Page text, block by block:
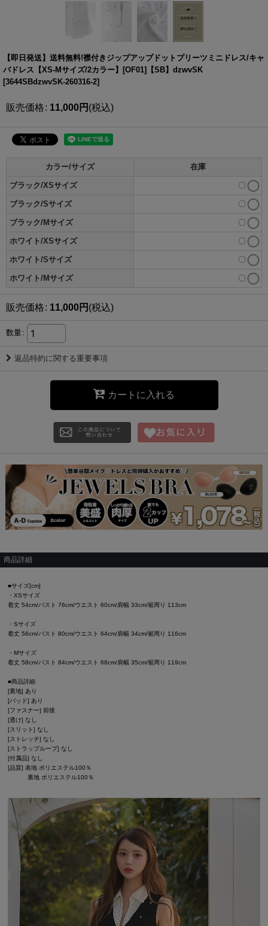
【即日発送】送料無料!襟付きジップアップドットプリーツミニドレス/キャ
バドレス【XS-Mサイズ/2カラー】[OF01]【SB】dzwvSK
[3644SBdzwvSK-260316-2]
販売価格: 11,000円 (税込)
カラー/サイズ 在庫
ブラック/XSサイズ 〇
ブラック/Sサイズ 〇
ブラック/Mサイズ 〇
ホワイト/XSサイズ 〇
ホワイト/Sサイズ 〇
ホワイト/Mサイズ 〇
販売価格: 11,000円 (税込)
数量:
返品特約に関する重要事項
カートに入れる
商品詳細
■サイズ[cm]
・XSサイズ
着丈 54cm/バスト 76cm/ウエスト 60cm/肩幅 33cm/裾周り 113cm
・Sサイズ
着丈 56cm/バスト 80cm/ウエスト 64cm/肩幅 34cm/裾周り 116cm
・Mサイズ
着丈 58cm/バスト 84cm/ウエスト 68cm/肩幅 35cm/裾周り 119cm
■商品詳細
[裏地] あり
[パッド] あり
[ファスナー] 前後
[透け] なし
[スリット] なし
[ストレッチ] なし
[ストラップループ] なし
[付属品] なし
[品質] 表地 ポリエステル100％
裏地 ポリエステル100％